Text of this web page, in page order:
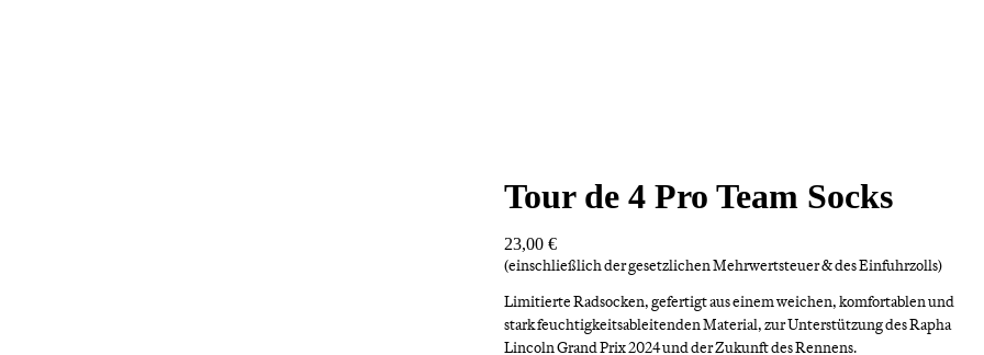
Tour de 4 Pro Team Socks
23,00 €
(einschließlich der gesetzlichen Mehrwertsteuer & des Einfuhrzolls)
Limitierte Radsocken, gefertigt aus einem weichen, komfortablen und
stark feuchtigkeitsableitenden Material, zur Unterstützung des Rapha
Lincoln Grand Prix 2024 und der Zukunft des Rennens.